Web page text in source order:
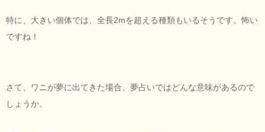
特に、大きい個体では、全長2mを超える種類もいるそうです。怖い
ですね！
さて、ワニが夢に出てきた場合、夢占いではどんな意味があるので
しょうか。